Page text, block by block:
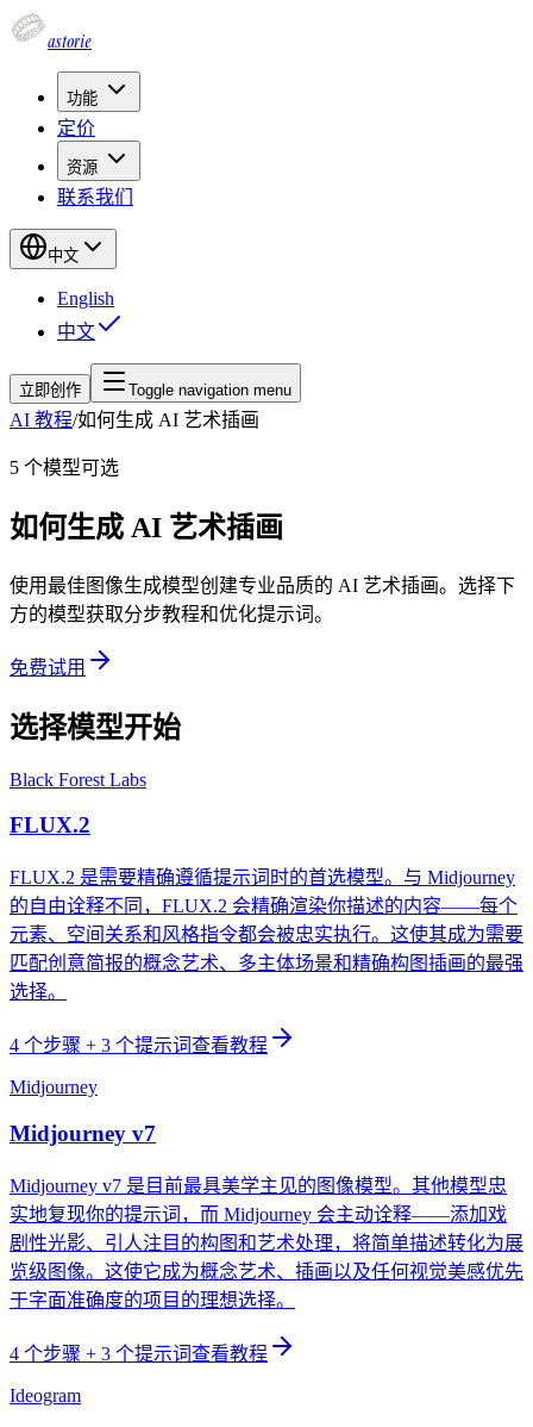
astorie
功能
定价
资源
联系我们
中文
English
中文
立即创作 Toggle navigation menu
AI 教程/如何生成 AI 艺术插画
5 个模型可选
如何生成 AI 艺术插画
使用最佳图像生成模型创建专业品质的 AI 艺术插画。选择下
方的模型获取分步教程和优化提示词。
免费试用
选择模型开始
Black Forest Labs
FLUX.2
FLUX.2 是需要精确遵循提示词时的首选模型。与 Midjourney
的自由诠释不同，FLUX.2 会精确渲染你描述的内容——每个
元素、空间关系和风格指令都会被忠实执行。这使其成为需要
匹配创意简报的概念艺术、多主体场景和精确构图插画的最强
选择。
4 个步骤 + 3 个提示词查看教程
Midjourney
Midjourney v7
Midjourney v7 是目前最具美学主见的图像模型。其他模型忠
实地复现你的提示词，而 Midjourney 会主动诠释——添加戏
剧性光影、引人注目的构图和艺术处理，将简单描述转化为展
览级图像。这使它成为概念艺术、插画以及任何视觉美感优先
于字面准确度的项目的理想选择。
4 个步骤 + 3 个提示词查看教程
Ideogram